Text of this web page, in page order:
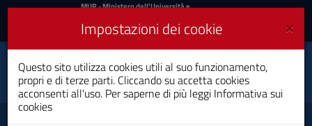
Vai
al
MIUR
Accedi
MUR- Ministero dell'Università e
Accedi UniCA News
Toggle
navigation
Università degli
Studi di Cagliari
×
Impostazioni dei cookie
Questo sito utilizza cookies utili al suo funzionamento,
propri e di terze parti. Cliccando su accetta cookies
acconsenti all'uso. Per saperne di più leggi Informativa sui
cookies